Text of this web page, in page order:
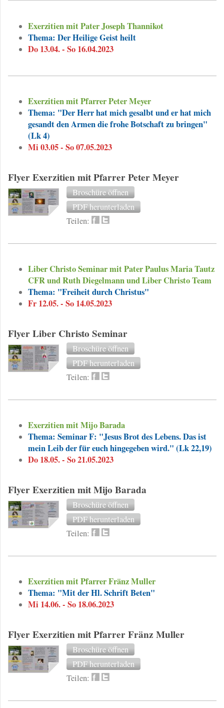
Exerzitien mit Pater Joseph Thannikot
Thema: Der Heilige Geist heilt
Do 13.04. - So 16.04.2023
Exerzitien mit Pfarrer Peter Meyer
Thema: "Der Herr hat mich gesalbt und er hat mich
gesandt den Armen die frohe Botschaft zu bringen"
(Lk 4)
Mi 03.05 - So 07.05.2023
Flyer Exerzitien mit Pfarrer Peter Meyer
Broschüre öffnen
PDF herunterladen
Teilen:
Liber Christo Seminar mit Pater Paulus Maria Tautz
CFR und Ruth Diegelmann und Liber Christo Team
Thema: "Freiheit durch Christus"
Fr 12.05. - So 14.05.2023
Flyer Liber Christo Seminar
Broschüre öffnen
PDF herunterladen
Teilen:
Exerzitien mit Mijo Barada
Thema: Seminar F: "Jesus Brot des Lebens. Das ist
mein Leib der für euch hingegeben wird." (Lk 22,19)
Do 18.05. - So 21.05.2023
Flyer Exerzitien mit Mijo Barada
Broschüre öffnen
PDF herunterladen
Teilen:
Exerzitien mit Pfarrer Fränz Muller
Thema: "Mit der Hl. Schrift Beten"
Mi 14.06. - So 18.06.2023
Flyer Exerzitien mit Pfarrer Fränz Muller
Broschüre öffnen
PDF herunterladen
Teilen: